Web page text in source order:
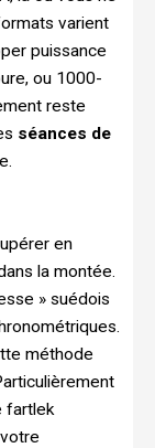
varient
puissance
ou 1000-
reste
séances de
en
la montée.
» suédois
méthode
fartlek